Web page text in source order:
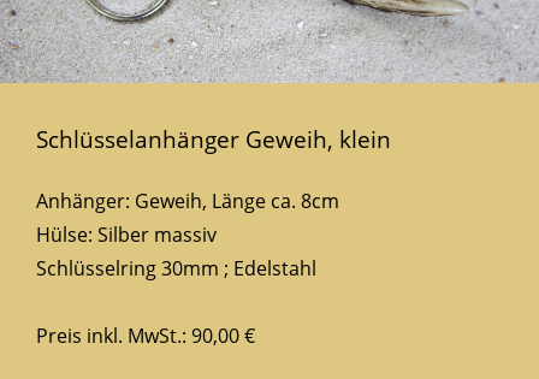
Schlüsselanhänger Geweih, klein
Anhänger: Geweih, Länge ca. 8cm
Hülse: Silber massiv
Schlüsselring 30mm ; Edelstahl
Preis inkl. MwSt.: 90,00 €